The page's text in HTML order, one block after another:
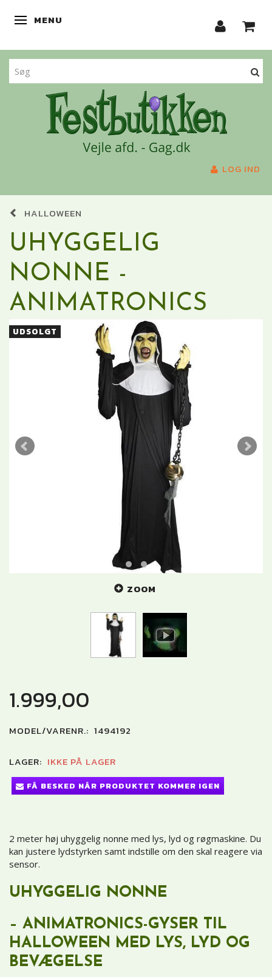
SKIFTE NAVIGATION
MENU
LOG IND
HALLOWEEN
UHYGGELIG
NONNE -
ANIMATRONICS
UDSOLGT
ZOOM
1.999,00
MODEL/VARENR.: 1494192
LAGER: IKKE PÅ LAGER
FÅ BESKED NÅR PRODUKTET KOMMER IGEN
2 meter høj uhyggelig nonne med lys, lyd og røgmaskine. Du
kan justere lydstyrken samt indstille om den skal reagere via
sensor.
UHYGGELIG NONNE
– ANIMATRONICS-GYSER TIL
HALLOWEEN MED LYS, LYD OG
BEVÆGELSE